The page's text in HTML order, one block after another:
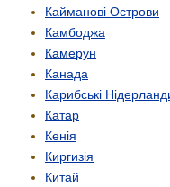
Кайманові Острови
Камбоджа
Камерун
Канада
Карибські
Катар
Кенія
Киргизія
Китай